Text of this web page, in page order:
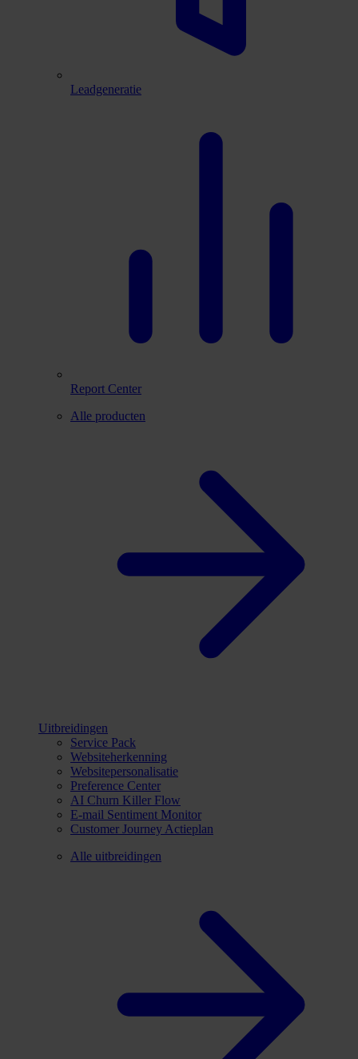
Leadgeneratie
Report Center
Alle producten
Uitbreidingen
Service Pack
Websiteherkenning
Websitepersonalisatie
Preference Center
AI Churn Killer Flow
E-mail Sentiment Monitor
Customer Journey Actieplan
Alle uitbreidingen